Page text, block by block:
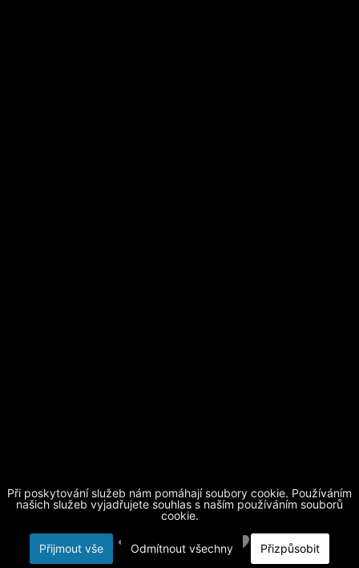
Při poskytování služeb nám pomáhají soubory cookie. Používáním
našich služeb vyjadřujete souhlas s naším používáním souborů
cookie.
Přijmout vše Odmítnout všechny Přizpůsobit